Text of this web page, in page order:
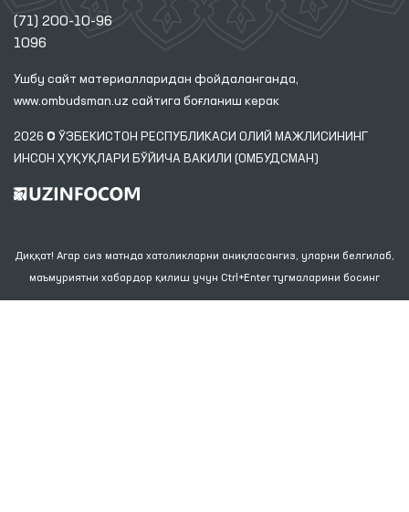
(71) 200-10-96
1096
Ушбу сайт материалларидан фойдаланганда,
www.ombudsman.uz сайтига боғланиш керак
2026 © ЎЗБЕКИСТОН РЕСПУБЛИКАСИ ОЛИЙ МАЖЛИСИНИНГ
ИНСОН ҲУҚУҚЛАРИ БЎЙИЧА ВАКИЛИ (ОМБУДСМАН)
Диққат! Агар сиз матнда хатоликларни аниқласангиз, уларни белгилаб,
маъмуриятни хабардор қилиш учун Ctrl+Enter тугмаларини босинг